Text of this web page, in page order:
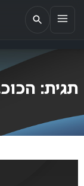
אתר הבית של
תגית: